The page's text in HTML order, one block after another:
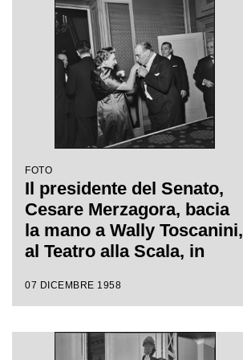
Wallmann, che inaugura la
stagione lirica 1958-1959
FOTO
Il presidente del Senato,
Cesare Merzagora, bacia
la mano a Wally Toscanini,
al Teatro alla Scala, in
inaugurale della stagione
l'opera "Turandot" di
Giacomo Puccini, diretta
07 DICEMBRE 1958